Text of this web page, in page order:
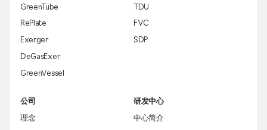
GreenTube
RePlate
Exerger
DeGasExer
GreenVessel
TDU
FVC
SDP
公司
理念
研发中心
中心简介